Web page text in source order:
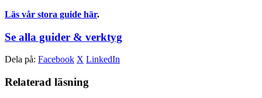
Läs vår stora guide här.
Se alla guider & verktyg
Dela på: Facebook X LinkedIn
Relaterad läsning